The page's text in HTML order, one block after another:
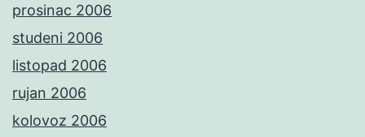
prosinac 2006
studeni 2006
listopad 2006
rujan 2006
kolovoz 2006